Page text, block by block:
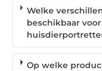
Welke
beschikbaar voor
Op welke